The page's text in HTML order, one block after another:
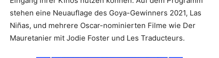
stehen eine Neuauflage des Goya-Gewinners 2021, Las
Niñas, und mehrere Oscar-nominierten Filme wie Der
Mauretanier mit Jodie Foster und Les Traducteurs.